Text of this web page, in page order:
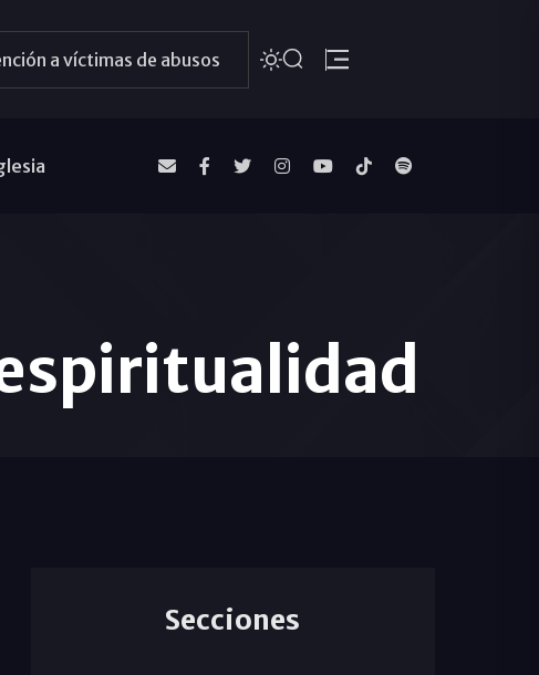
a víctimas de abusos
Secciones